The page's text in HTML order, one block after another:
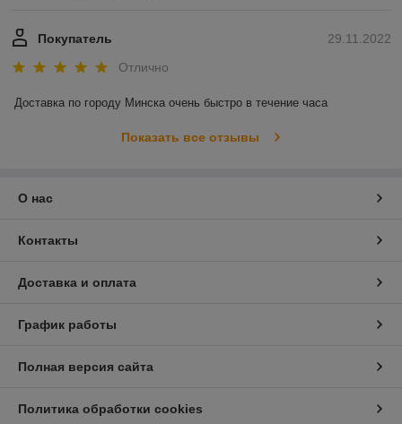
29.11.2022
Покупатель
Отлично
Доставка по городу Минска очень быстро в течение часа
Показать все отзывы
О нас
Контакты
Доставка и оплата
График работы
Полная версия сайта
Политика обработки cookies